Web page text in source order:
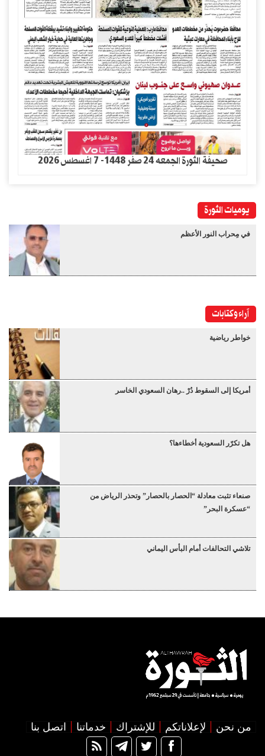
صحيفة الثورة الجمعه 24 صفر 1448- 7 اغسطس 2026
يوميات الثورة
في مِحراب النور الأعظم
آراء وكتابات
خواطر رياضية
أمريكا إلى السقوط دُرْ ..رهان السعودي الخاسر
هل تكرّر السعودية أخطاءها؟
صنعاء تثبت معادلة “الحصار بالحصار” وتحذر الرياض من
“عسكرة البحر”
تلاشي التحالفات أمام البأس اليماني
من نحن لإعلاناتكم للإشتراك خدماتنا اتصل بنا